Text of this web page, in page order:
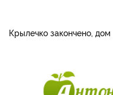
Крылечко закончено,